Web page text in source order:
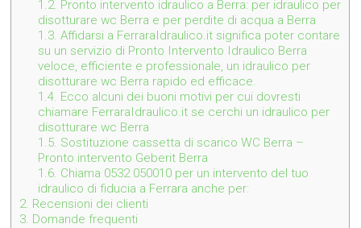
1.2. Pronto intervento idraulico a Berra: per idraulico per
disotturare wc Berra e per perdite di acqua a Berra
1.3. Affidarsi a FerraraIdraulico.it significa poter contare
su un servizio di Pronto Intervento Idraulico Berra
veloce, efficiente e professionale, un idraulico per
disotturare wc Berra rapido ed efficace.
1.4. Ecco alcuni dei buoni motivi per cui dovresti
chiamare FerraraIdraulico.it se cerchi un idraulico per
disotturare wc Berra
1.5. Sostituzione cassetta di scarico WC Berra –
Pronto intervento Geberit Berra
1.6. Chiama 0532 050010 per un intervento del tuo
idraulico di fiducia a Ferrara anche per:
2. Recensioni dei clienti
3. Domande frequenti